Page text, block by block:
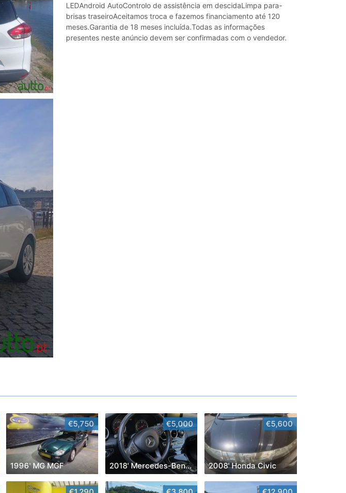
LEDAndroid AutoControlo de assistência em descidaLimpa para-
brisas traseiroAceitamos troca e fazemos financiamento até 120
meses.Garantia de 18 meses incluída.Todas as informações
presentes neste anúncio devem ser confirmadas com o vendedor.
€5,750
1996' MG MGF
€5,000
2018' Mercedes-Benz Classe C
€5,600
2008' Honda Civic